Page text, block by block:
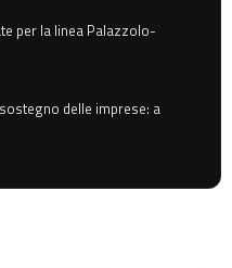
per la linea Palazzolo-
delle imprese: a